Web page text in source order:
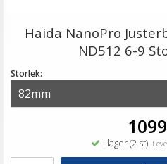
LÄGG I
Haida NanoPro
ND512 6-9
Storlek:
I lager (2 st)